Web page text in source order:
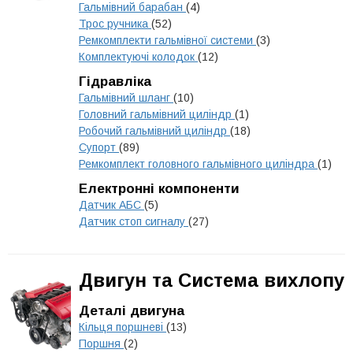
Гальмівний барабан (4)
Трос ручника (52)
Ремкомплекти гальмівної системи (3)
Комплектуючі колодок (12)
Гідравліка
Гальмівний шланг (10)
Головний гальмівний циліндр (1)
Робочий гальмівний циліндр (18)
Супорт (89)
Ремкомплект головного гальмівного циліндра (1)
Електронні компоненти
Датчик АБС (5)
Датчик стоп сигналу (27)
Двигун та Система вихлопу
Деталі двигуна
Кільця поршневі (13)
Поршня (2)